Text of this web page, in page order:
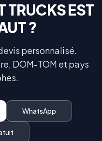
TRUCKSEST
?
personnalisé.
DOM-TOM et pays
WhatsApp